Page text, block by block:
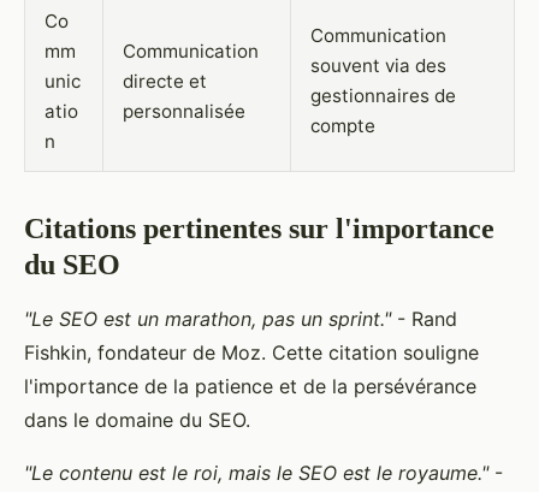
Co
mm
unic
atio
n
Communication
directe et
personnalisée
Communication
souvent via des
gestionnaires de
compte
Citations pertinentes sur l'importance
du SEO
"Le SEO est un marathon, pas un sprint."- Rand
Fishkin, fondateur de Moz. Cette citation souligne
l'importance de la patience et de la persévérance
dans le domaine du SEO.
"Le contenu est le roi, mais le SEO est le royaume."-